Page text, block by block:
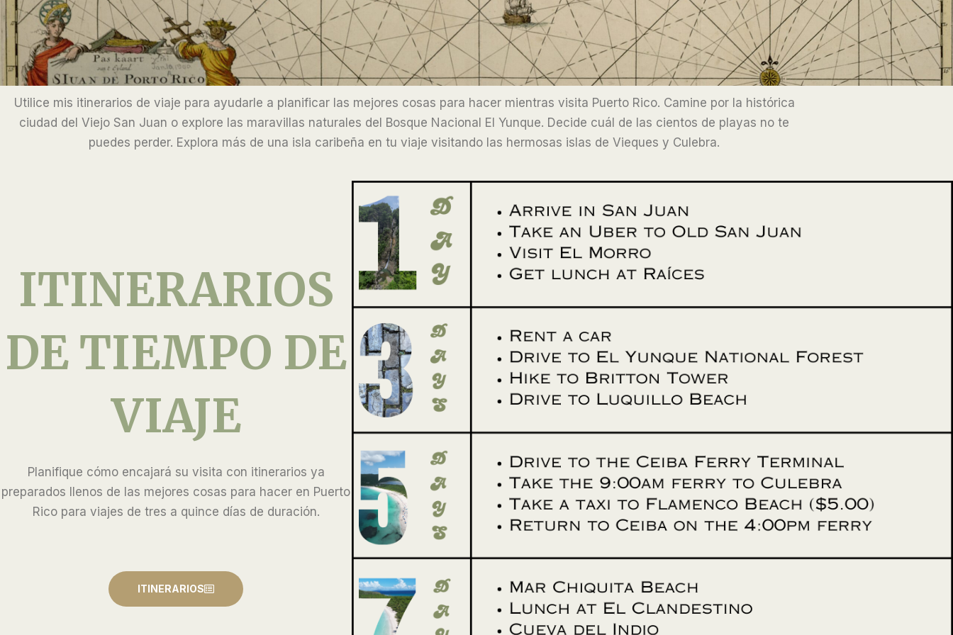
Utilice mis itinerarios de viaje para ayudarle a planificar las mejores cosas para hacer mientras visita Puerto Rico. Camine por la histórica
ciudad del Viejo San Juan o explore las maravillas naturales del Bosque Nacional El Yunque. Decide cuál de las cientos de playas no te
puedes perder. Explora más de una isla caribeña en tu viaje visitando las hermosas islas de Vieques y Culebra.
ITINERARIOS
DE TIEMPO DE
VIAJE
Planifique cómo encajará su visita con itinerarios ya
preparados llenos de las mejores cosas para hacer en Puerto
Rico para viajes de tres a quince días de duración.
ITINERARIOS